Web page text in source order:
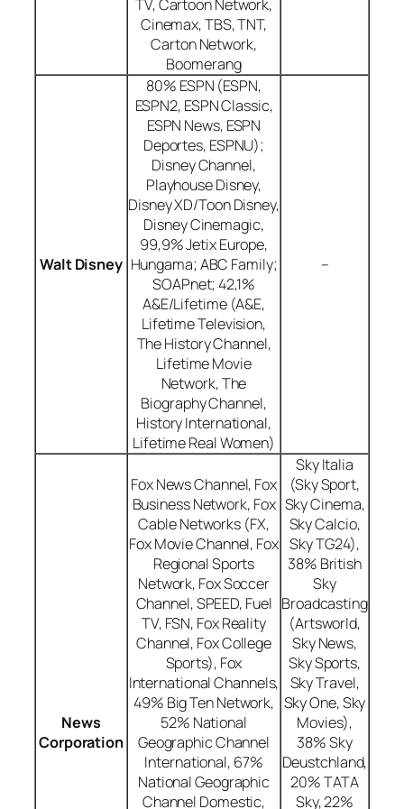
TV, Cartoon Network,
Cinemax, TBS, TNT,
Carton Network,
Boomerang
Walt Disney
80% ESPN (ESPN,
ESPN2, ESPN Classic,
ESPN News, ESPN
Deportes, ESPNU);
Disney Channel,
Playhouse Disney,
Disney XD/Toon Disney,
Disney Cinemagic,
99,9% Jetix Europe,
Hungama; ABC Family;
SOAPnet; 42,1%
A&E/Lifetime (A&E,
Lifetime Television,
The History Channel,
Lifetime Movie
Network, The
Biography Channel,
History International,
Lifetime Real Women)
–
News
Corporation
Fox News Channel, Fox
Business Network, Fox
Cable Networks (FX,
Fox Movie Channel, Fox
Regional Sports
Network, Fox Soccer
Channel, SPEED, Fuel
TV, FSN, Fox Reality
Channel, Fox College
Sports), Fox
International Channels,
49% Big Ten Network,
52% National
Geographic Channel
International, 67%
National Geographic
Channel Domestic,
Sky Italia
(Sky Sport,
Sky Cinema,
Sky Calcio,
Sky TG24),
38% British
Sky
Broadcasting
(Artsworld,
Sky News,
Sky Sports,
Sky Travel,
Sky One, Sky
Movies),
38% Sky
Deustchland,
20% TATA
Sky, 22%